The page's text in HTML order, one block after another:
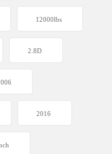
12000lbs
2.8D
2016